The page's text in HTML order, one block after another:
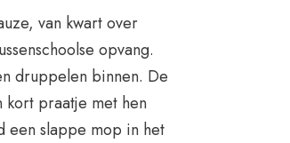
van kwart over
opvang.
druppelen binnen. De
kort praatje met hen
een slappe mop in het